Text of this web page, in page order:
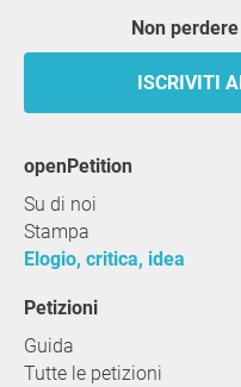
Non
ISCRIVITI
openPetition
Su di noi
Stampa
Elogio, critica, idea
Petizioni
Guida
Tutte le petizioni